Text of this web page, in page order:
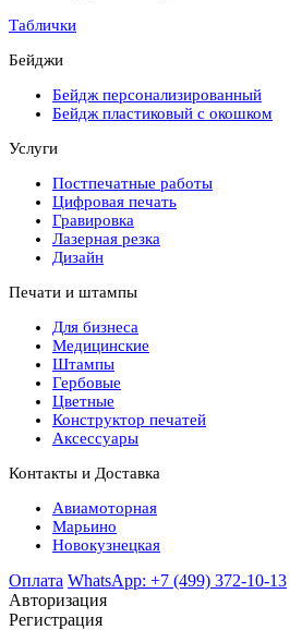
Таблички
Бейджи
Бейдж персонализированный
Бейдж пластиковый с окошком
Услуги
Постпечатные работы
Цифровая печать
Гравировка
Лазерная резка
Дизайн
Печати и штампы
Для бизнеса
Медицинские
Штампы
Гербовые
Цветные
Конструктор печатей
Аксессуары
Контакты и Доставка
Авиамоторная
Марьино
Новокузнецкая
Оплата WhatsApp: +7 (499) 372-10-13
Авторизация
Регистрация